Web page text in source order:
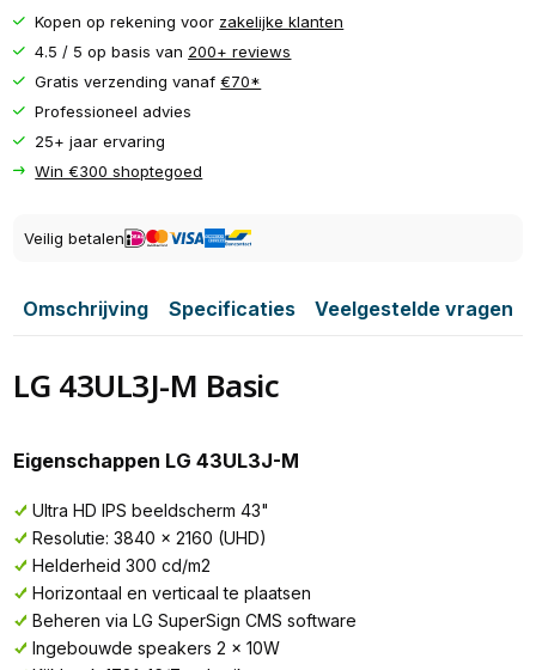
Kopen op rekening voor zakelijke klanten
4.5 / 5 op basis van 200+ reviews
Gratis verzending vanaf€70*
Professioneel advies
25+ jaar ervaring
Win €300 shoptegoed
Veilig betalen
Omschrijving Specificaties Veelgestelde vragen
LG 43UL3J-M Basic
Eigenschappen LG 43UL3J-M
Ultra HD IPS beeldscherm 43"
Resolutie: 3840 x 2160 (UHD)
Helderheid 300 cd/m2
Horizontaal en verticaal te plaatsen
Beheren via LG SuperSign CMS software
Ingebouwde speakers 2 x 10W